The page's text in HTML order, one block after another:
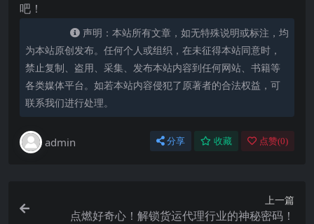
吧！
声明：本站所有文章，如无特殊说明或标注，均
为本站原创发布。任何个人或组织，在未征得本站同意时，
禁止复制、盗用、采集、发布本站内容到任何网站、书籍等
各类媒体平台。如若本站内容侵犯了原著者的合法权益，可
联系我们进行处理。
admin 分享 收藏 点赞(0)
上一篇
点燃好奇心！解锁货运代理行业的神秘密码！